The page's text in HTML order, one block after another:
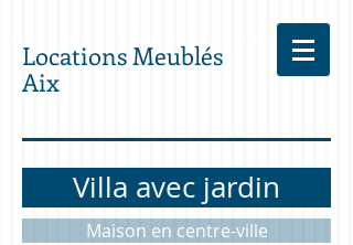
Locations Meublés
Aix
Villa avec jardin
Maison en centre-ville